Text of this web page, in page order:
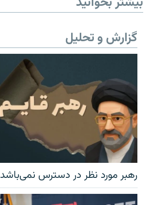
گزارش و تحلیل
رهبر مورد نظر در دسترس نمی‌باشد